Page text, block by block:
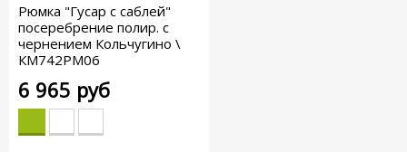
Рюмка "Гусар с саблей"
посеребрение полир. с
чернением Кольчугино \
КМ742РМ06
6 965 руб